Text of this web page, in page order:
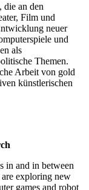
die an den
Film und
neuer
und
als
Themen.
Arbeit von gold
künstlerischen
in and in between
are exploring new
games and robot